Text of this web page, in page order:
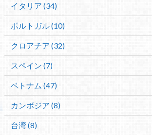
イタリア (34)
ポルトガル (10)
クロアチア (32)
スペイン (7)
ベトナム (47)
カンボジア (8)
台湾 (8)